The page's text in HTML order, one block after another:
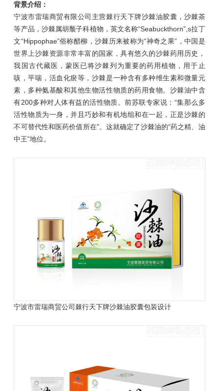
背景介绍：
宁波市雷瑞商贸有限公司主营棘行天下牌沙棘油胶囊，沙棘茶
等产品，沙棘属胡颓子科植物，英文名称“Seabuckthorn”,s拉丁
文“Hippophae”俗称醋柳，沙棘历来被称为“神奇之果”，中国是
世界上沙棘资源非常丰富的国家，具有悠久的沙棘药用历史，
我国古代藏医，蒙医已将沙棘列为重要的药用植物，用于止
咳，平喘，活血化瘀等，沙棘是一种含有多种维生素和微量元
素，多种氨基酸和其他生物活性物质的药用食物。沙棘油中含
有200多种对人体有益的活性物质。前苏联专家说：“集那么多
活性物质为一身，并且巧妙和有机地组和在一起，正是沙棘的
不可替代性和医药价值所在”。这就确定了沙棘油的“药之精、油
中王”地位。
宁波市雷瑞商贸公司棘行天下牌沙棘油胶囊包装设计